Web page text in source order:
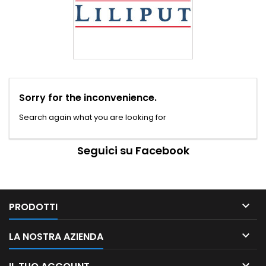
Sorry for the inconvenience.
Search again what you are looking for
Seguici su Facebook
PRODOTTI 
LA NOSTRA AZIENDA 